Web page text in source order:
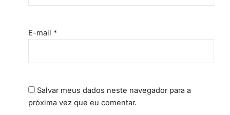
E-mail *
Salvar meus dados neste navegador para a
próxima vez que eu comentar.